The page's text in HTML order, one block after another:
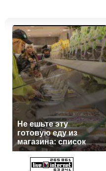
Не ешьте эту
готовую еду из
магазина: список